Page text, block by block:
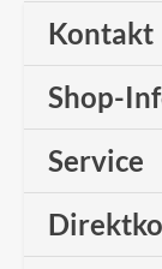
Kontakt
Shop-
Service